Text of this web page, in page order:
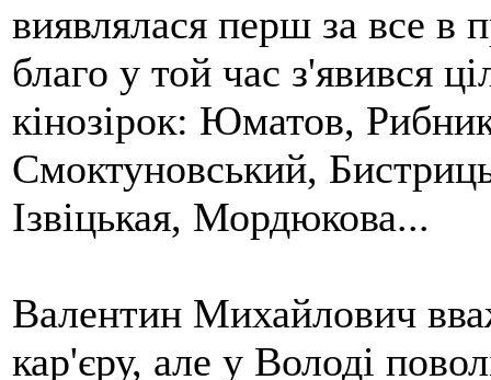
виявлялася перш за все в
благо у той час з'явився
кінозірок: Юматов,
Смоктуновський,
Ізвіцькая, Мордюкова...
Валентин Михайлович
кар'єру, але у Володі